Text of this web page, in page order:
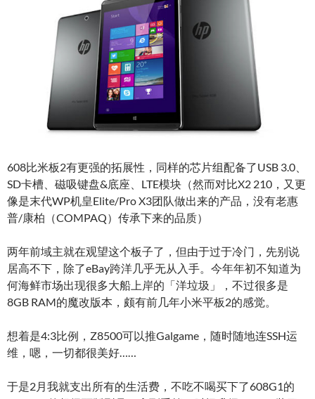
608比米板2有更强的拓展性，同样的芯片组配备了USB 3.0、
SD卡槽、磁吸键盘&底座、LTE模块（然而对比X2 210，又更
像是末代WP机皇Elite/Pro X3团队做出来的产品，没有老惠
普/康柏（COMPAQ）传承下来的品质）
两年前域主就在观望这个板子了，但由于过于冷门，先别说
居高不下，除了eBay跨洋几乎无从入手。今年年初不知道为
何海鲜市场出现很多大船上岸的「洋垃圾」，不过很多是
8GB RAM的魔改版本，颇有前几年小米平板2的感觉。
想着是4:3比例，Z8500可以推Galgame，随时随地连SSH运
维，嗯，一切都很美好……
于是2月我就支出所有的生活费，不吃不喝买下了608G1的